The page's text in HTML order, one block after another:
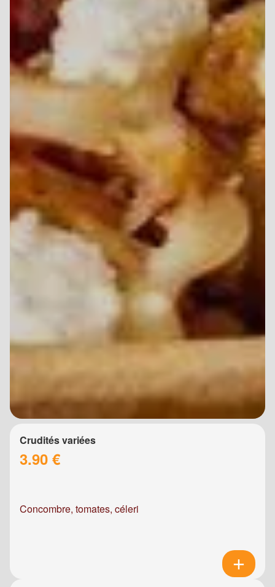
Crudités variées
3.90 €
Concombre, tomates, céleri